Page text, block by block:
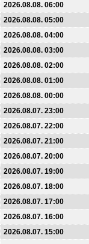
2026.08.08. 06:00
2026.08.08. 05:00
2026.08.08. 04:00
2026.08.08. 03:00
2026.08.08. 02:00
2026.08.08. 01:00
2026.08.08. 00:00
2026.08.07. 23:00
2026.08.07. 22:00
2026.08.07. 21:00
2026.08.07. 20:00
2026.08.07. 19:00
2026.08.07. 18:00
2026.08.07. 17:00
2026.08.07. 16:00
2026.08.07. 15:00